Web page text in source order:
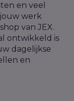
en veel
werk
van JEX.
ontwikkeld is
dagelijkse
en